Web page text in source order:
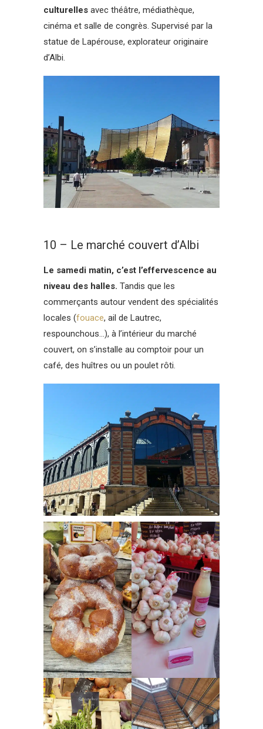
culturelles avec théâtre, médiathèque,
cinéma et salle de congrès. Supervisé par la
statue de Lapérouse, explorateur originaire
d’Albi.
10 – Le marché couvert d’Albi
Le samedi matin, c’est l’effervescence au
niveau des halles. Tandis que les
commerçants autour vendent des spécialités
locales (fouace, ail de Lautrec,
respounchous…), à l’intérieur du marché
couvert, on s’installe au comptoir pour un
café, des huîtres ou un poulet rôti.